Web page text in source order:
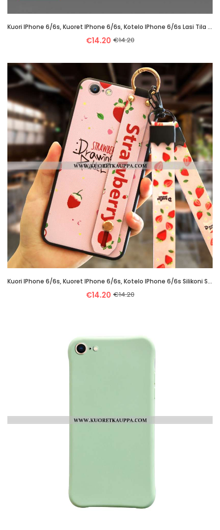
Kuori IPhone 6/6s, Kuoret IPhone 6/6s, Kotelo IPhone 6/6s Lasi Tila Puhelimen Suuntaus Mustat
€14.20 €14.20
Kuori IPhone 6/6s, Kuoret IPhone 6/6s, Kotelo IPhone 6/6s Silikoni Suuntaus Puhelimen Jauhe Pinkki
€14.20 €14.20